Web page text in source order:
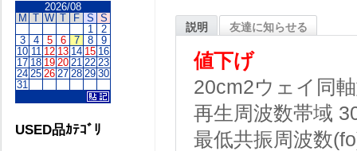
説明 友達に知らせる
値下げ
20cm2ウェイ同
再生周波数帯域
最低共振周波数
2026/08
M T W T F S S
1
2
3
4 5 6 7 8
9
10 11 12 13 14 15 16
17 18 19 20 21 22 23
24 25 26 27 28 29 30
31
USED品ｶﾃｺﾞﾘ